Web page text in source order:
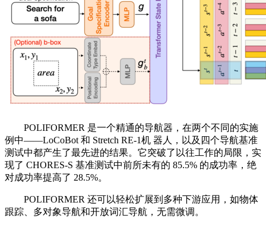
POLIFORMER 是一个精通的导航器，在两个不同的实施
例中——LoCoBot 和 Stretch RE-1机 器人，以及四个导航基准
测试中都产生了最先进的结果。它突破了以往工作的局限，实
现了 CHORES-S 基准测试中前所未有的 85.5% 的成功率，绝
对成功率提高了 28.5%。
POLIFORMER 还可以轻松扩展到多种下游应用，如物体
跟踪、多对象导航和开放词汇导航，无需微调。